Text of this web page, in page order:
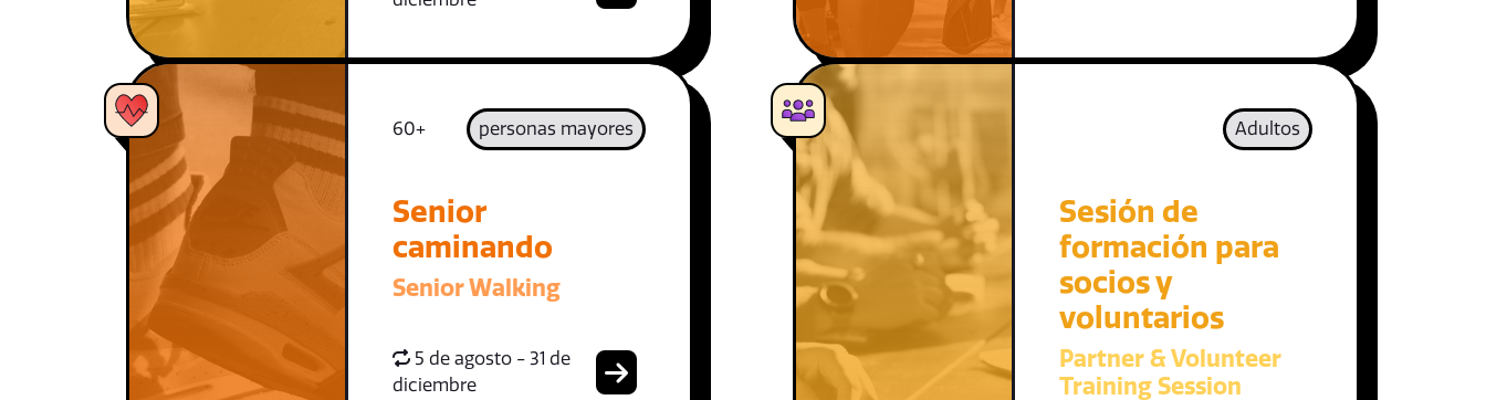
60+ personas mayores
Senior
caminando
Senior Walking
5 de agosto - 31 de
diciembre
Adultos
Sesión de
formación para
socios y
voluntarios
Partner & Volunteer
Training Session